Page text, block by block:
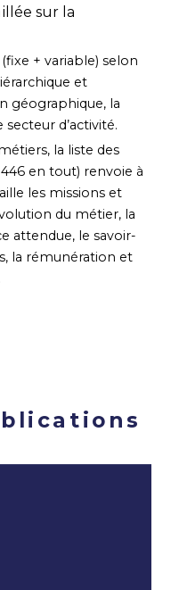
sur la
+ variable) selon
et
géographique, la
d’activité.
la liste des
en tout) renvoie à
les missions et
du métier, la
attendue, le savoir-
la rémunération et